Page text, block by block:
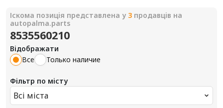
Іскома позиція представлена у 3 продавців на
autopalma.parts
8535560210
Відображати
Все
Только наличие
Фільтр по місту
Всі міста